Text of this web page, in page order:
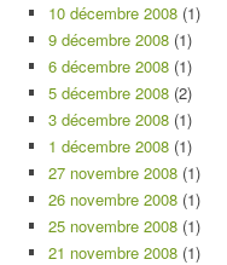
10 décembre 2008 (1)
9 décembre 2008 (1)
6 décembre 2008 (1)
5 décembre 2008 (2)
3 décembre 2008 (1)
1 décembre 2008 (1)
27 novembre 2008 (1)
26 novembre 2008 (1)
25 novembre 2008 (1)
21 novembre 2008 (1)